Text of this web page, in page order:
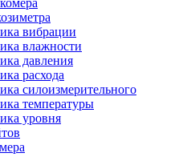
вибрации
влажности
давления
расхода
силоизмерительного
температуры
уровня